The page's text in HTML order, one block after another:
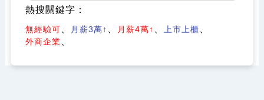
熱搜關鍵字：
無經驗可 月薪3萬↑ 月薪4萬↑
上市上櫃
外商企業